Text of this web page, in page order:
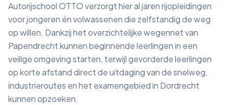
Autorijschool OTTO verzorgt hier al jaren rijopleidingen
voor jongeren én volwassenen die zelfstandig de weg
op willen. Dankzij het overzichtelijke wegennet van
Papendrecht kunnen beginnende leerlingen in een
veilige omgeving starten, terwijl gevorderde leerlingen
op korte afstand direct de uitdaging van de snelweg,
industrieroutes en het examengebied in Dordrecht
kunnen opzoeken.